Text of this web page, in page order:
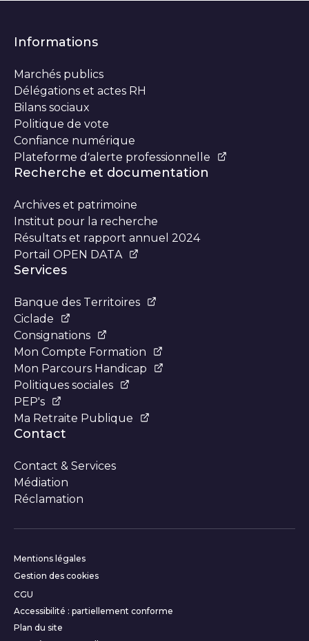
Informations
Marchés publics
Délégations et actes RH
Bilans sociaux
Politique de vote
Confiance numérique
Plateforme d’alerte professionnelle
Recherche et documentation
Archives et patrimoine
Institut pour la recherche
Résultats et rapport annuel 2024
Portail OPEN DATA
Services
Banque des Territoires
Ciclade
Consignations
Mon Compte Formation
Mon Parcours Handicap
Politiques sociales
PEP's
Ma Retraite Publique
Contact
Contact & Services
Médiation
Réclamation
Informations
Mentions légales
Gestion des cookies
CGU
Accessibilité : partiellement conforme
Plan du site